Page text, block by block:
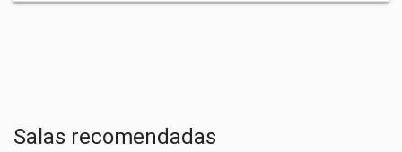
Salas recomendadas